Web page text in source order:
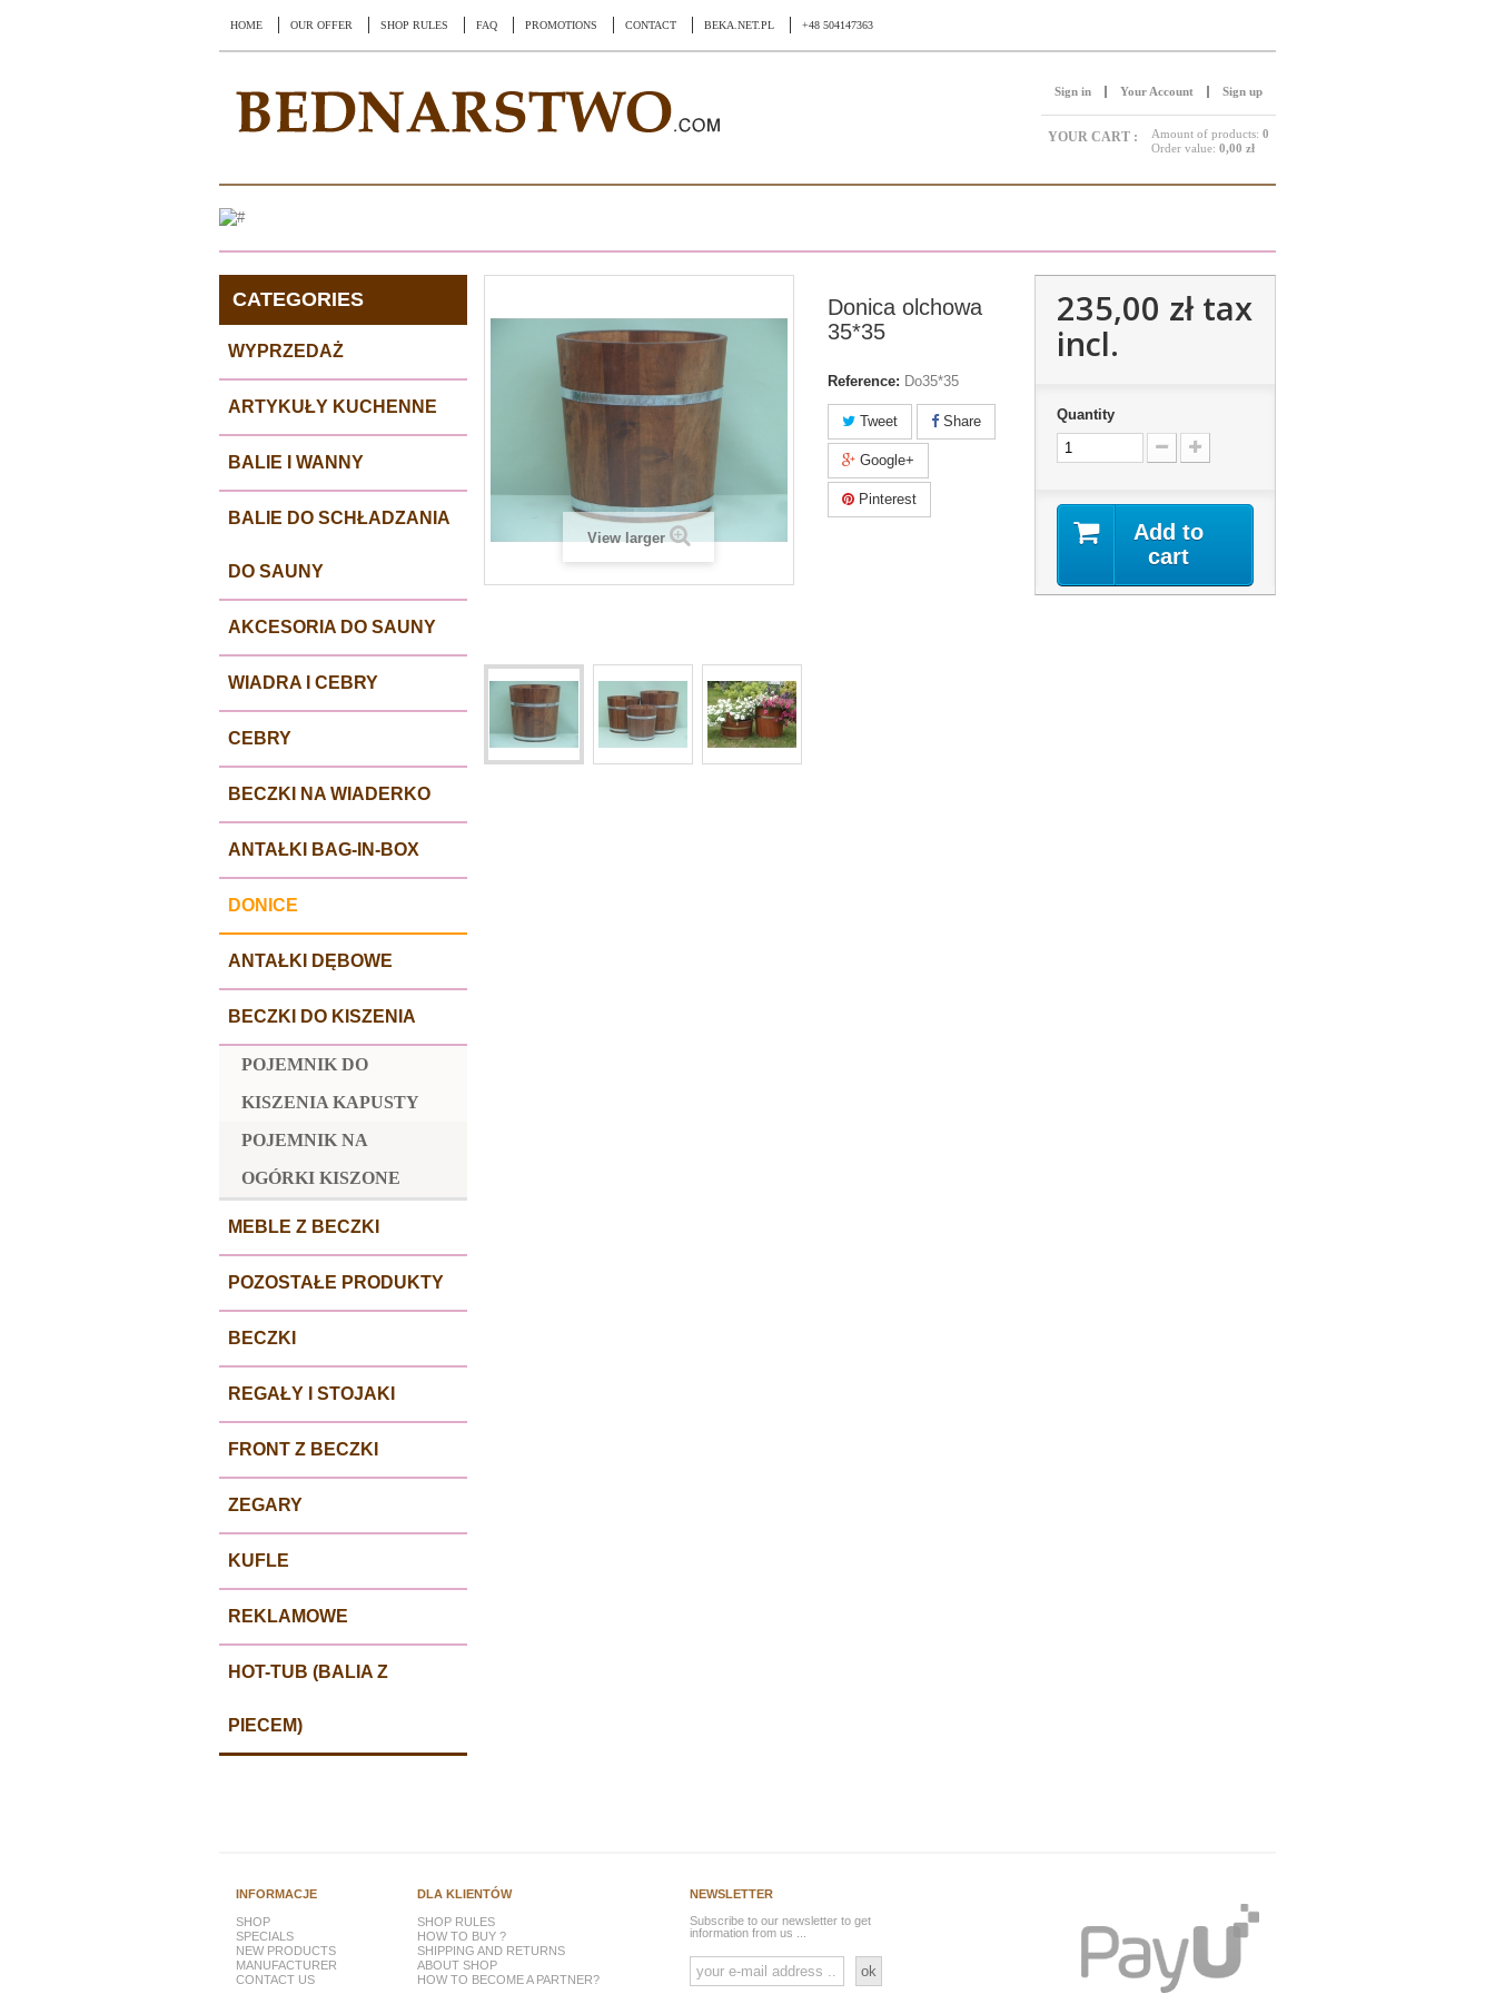
HOME OUR OFFER SHOP RULES FAQ PROMOTIONS CONTACT BEKA.NET.PL +48 504147363
Sign up
Your Account
Sign in
YOUR CART : Amount of products: 0
Order value: 0,00 zł
CATEGORIES
WYPRZEDAŻ
ARTYKUŁY KUCHENNE
BALIE I WANNY
BALIE DO SCHŁADZANIA
DO SAUNY
AKCESORIA DO SAUNY
WIADRA I CEBRY
CEBRY
BECZKI NA WIADERKO
ANTAŁKI BAG-IN-BOX
DONICE
ANTAŁKI DĘBOWE
BECZKI DO KISZENIA
POJEMNIK DO
KISZENIA KAPUSTY
POJEMNIK NA
OGÓRKI KISZONE
MEBLE Z BECZKI
POZOSTAŁE PRODUKTY
BECZKI
REGAŁY I STOJAKI
FRONT Z BECZKI
ZEGARY
KUFLE
REKLAMOWE
HOT-TUB (BALIA Z
PIECEM)
View larger
Donica olchowa
35*35
Reference: Do35*35
Tweet Share
Google+
Pinterest
235,00 złtax
incl.
Quantity
Add to
cart
INFORMACJE
SHOP
SPECIALS
NEW PRODUCTS
MANUFACTURER
CONTACT US
DLA KLIENTÓW
SHOP RULES
HOW TO BUY ?
SHIPPING AND RETURNS
ABOUT SHOP
HOW TO BECOME A PARTNER?
NEWSLETTER
Subscribe to our newsletter to get
information from us ...
ok